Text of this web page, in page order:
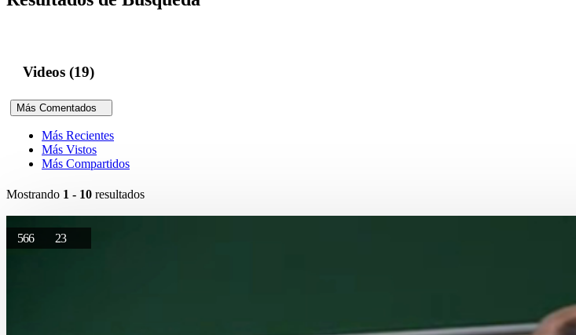
Videos (19)
Más Comentados
Más Recientes
Más Vistos
Más Compartidos
Mostrando 1 - 10 resultados
566 23